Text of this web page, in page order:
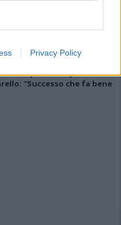
Privacy Policy
è sicuro: «Stiamo
per l'Halley Assemini
"Successo che fa bene